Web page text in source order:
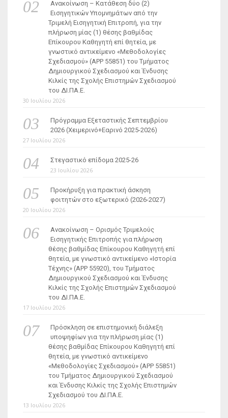
Ανακοίνωση – Κατάθεση δύο (2)
Εισηγητικών Υπομνημάτων από την
Τριμελή Εισηγητική Επιτροπή, για την
πλήρωση μίας (1) θέσης βαθμίδας
Επίκουρου Καθηγητή επί θητεία, με
γνωστικό αντικείμενο «Μεθοδολογίες
Σχεδιασμού» (ΑΡΡ 55851) του Τμήματος
Δημιουργικού Σχεδιασμού και Ένδυσης
Κιλκίς της Σχολής Επιστημών Σχεδιασμού
του ΔΙ.ΠΑ.Ε.
30 Ιουλίου 2026
Πρόγραμμα Εξεταστικής Σεπτεμβρίου
2026 (Χειμερινό+Εαρινό 2025-2026)
27 Ιουλίου 2026
Στεγαστικό επίδομα 2025-26
23 Ιουλίου 2026
Προκήρυξη για πρακτική άσκηση
φοιτητών στο εξωτερικό (2026-2027)
20 Ιουλίου 2026
Ανακοίνωση – Ορισμός Τριμελούς
Εισηγητικής Επιτροπής για πλήρωση
θέσης βαθμίδας Επίκουρου Καθηγητή επί
θητεία, με γνωστικό αντικείμενο «Ιστορία
Τέχνης» (ΑΡΡ 55920), του Τμήματος
Δημιουργικού Σχεδιασμού και Ένδυσης
Κιλκίς της Σχολής Επιστημών Σχεδιασμού
του ΔΙ.ΠΑ.Ε.
17 Ιουλίου 2026
Πρόσκληση σε επιστημονική διάλεξη
υποψηφίων για την πλήρωση μίας (1)
θέσης βαθμίδας Επίκουρου Καθηγητή επί
θητεία, με γνωστικό αντικείμενο
«Μεθοδολογίες Σχεδιασμού» (ΑΡΡ 55851)
του Τμήματος Δημιουργικού Σχεδιασμού
και Ένδυσης Κιλκίς της Σχολής Επιστημών
Σχεδιασμού του ΔΙ.ΠΑ.Ε.
13 Ιουλίου 2026